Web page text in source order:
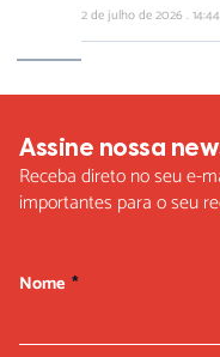
2 de julho de 2026 14:44
Assine nossa
Receba direto no seu e-
importantes para o seu
Nome